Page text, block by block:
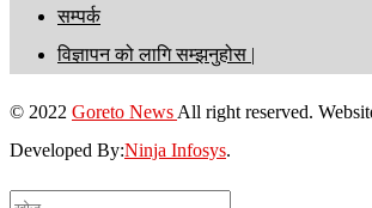
सम्पर्क
विज्ञापन को लागि सम्झनुहोस |
© 2022 Goreto News All right reserved.
Developed By:Ninja Infosys.